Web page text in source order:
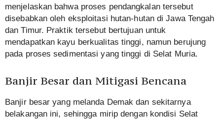
menjelaskan bahwa proses pendangkalan tersebut
disebabkan oleh eksploitasi hutan-hutan di Jawa Tengah
dan Timur. Praktik tersebut bertujuan untuk
mendapatkan kayu berkualitas tinggi, namun berujung
pada proses sedimentasi yang tinggi di Selat Muria.
Banjir Besar dan Mitigasi Bencana
Banjir besar yang melanda Demak dan sekitarnya
belakangan ini, sehingga mirip dengan kondisi Selat